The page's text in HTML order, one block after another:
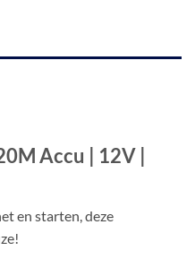
Accu | 12V |
en starten, deze